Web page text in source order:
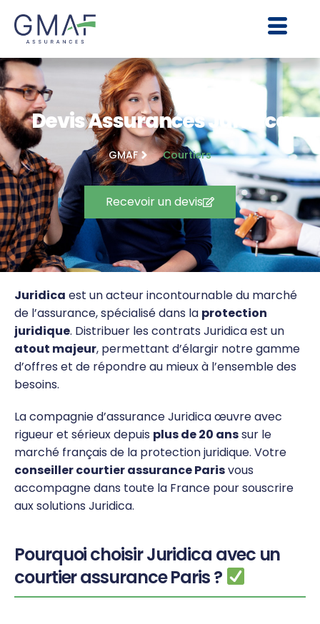
Devis Assurances Juridica
GMAF Courtiers
Recevoir un devis
Juridica est un acteur incontournable du marché
de l’assurance, spécialisé dans la protection
juridique. Distribuer les contrats Juridica est un
atout majeur, permettant d’élargir notre gamme
d’offres et de répondre au mieux à l’ensemble des
besoins.
La compagnie d’assurance Juridica œuvre avec
rigueur et sérieux depuis plus de 20 anssur le
marché français de la protection juridique. Votre
conseiller courtier assurance Parisvous
accompagne dans toute la France pour souscrire
aux solutions Juridica.
Pourquoi choisir Juridica avec un
courtier assurance Paris ?